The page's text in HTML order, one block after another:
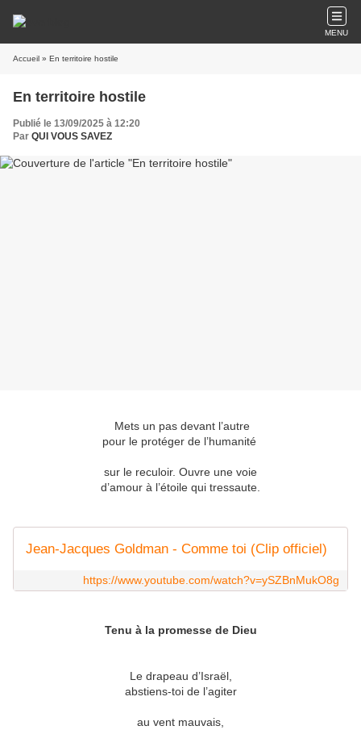
MENU
Accueil » En territoire hostile
En territoire hostile
Publié le 13/09/2025 à 12:20
Par QUI VOUS SAVEZ
Mets un pas devant l’autre
pour le protéger de l’humanité
sur le reculoir. Ouvre une voie
d’amour à l’étoile qui tressaute.
Jean-Jacques Goldman - Comme toi (Clip officiel)
https://www.youtube.com/watch?v=ySZBnMukO8g
Tenu à la promesse de Dieu
Le drapeau d’Israël,
abstiens-toi de l’agiter
au vent mauvais,